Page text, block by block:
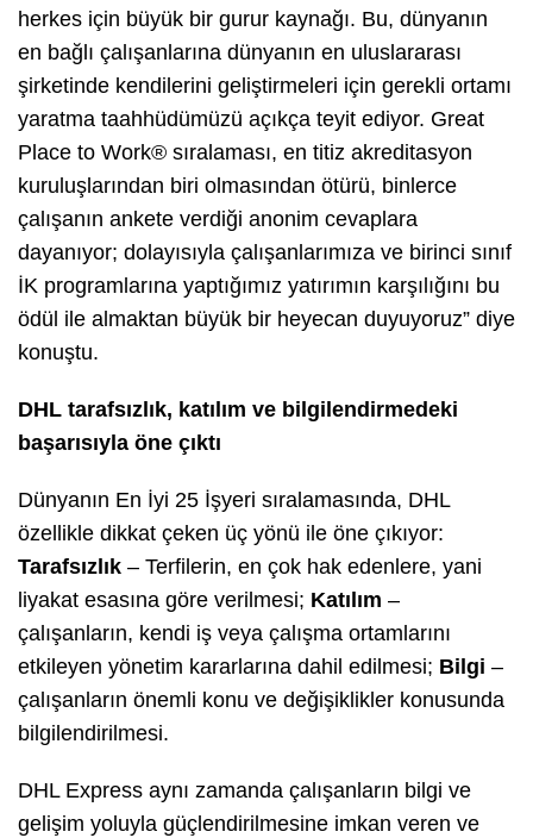
herkes için büyük bir gurur kaynağı. Bu, dünyanın
en bağlı çalışanlarına dünyanın en uluslararası
şirketinde kendilerini geliştirmeleri için gerekli ortamı
yaratma taahhüdümüzü açıkça teyit ediyor. Great
Place to Work® sıralaması, en titiz akreditasyon
kuruluşlarından biri olmasından ötürü, binlerce
çalışanın ankete verdiği anonim cevaplara
dayanıyor; dolayısıyla çalışanlarımıza ve birinci sınıf
İK programlarına yaptığımız yatırımın karşılığını bu
ödül ile almaktan büyük bir heyecan duyuyoruz” diye
konuştu.
DHL tarafsızlık, katılım ve bilgilendirmedeki
başarısıyla öne çıktı
Dünyanın En İyi 25 İşyeri sıralamasında, DHL
özellikle dikkat çeken üç yönü ile öne çıkıyor:
Tarafsızlık – Terfilerin, en çok hak edenlere, yani
liyakat esasına göre verilmesi; Katılım –
çalışanların, kendi iş veya çalışma ortamlarını
etkileyen yönetim kararlarına dahil edilmesi; Bilgi –
çalışanların önemli konu ve değişiklikler konusunda
bilgilendirilmesi.
DHL Express aynı zamanda çalışanların bilgi ve
gelişim yoluyla güçlendirilmesine imkan veren ve